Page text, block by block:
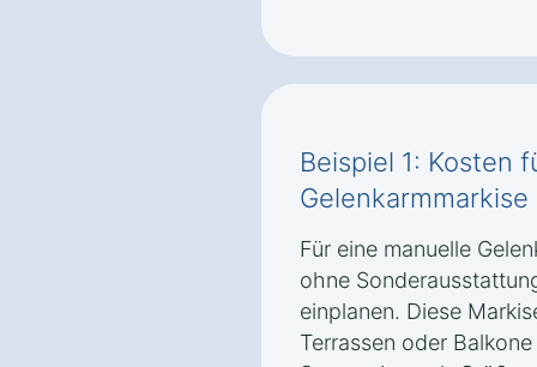
Beispiel 1: Kosten
Für eine manuelle
ohne
einplanen. Diese
Terrassen oder